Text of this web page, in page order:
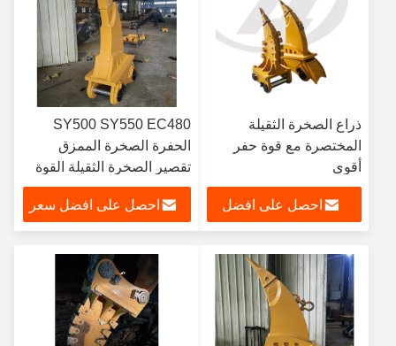
ذراع الصخرة الثقيلة
المختصرة مع قوة حفر
أقوى
احصل على افضل
SY500 SY550 EC480
الحفرة الصخرة الممزق
تقصير الصخرة الثقيلة القوة
والذراع
احصل على افضل سعر